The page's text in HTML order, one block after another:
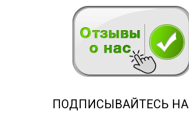
ПОДПИСЫВАЙТЕСЬ НА